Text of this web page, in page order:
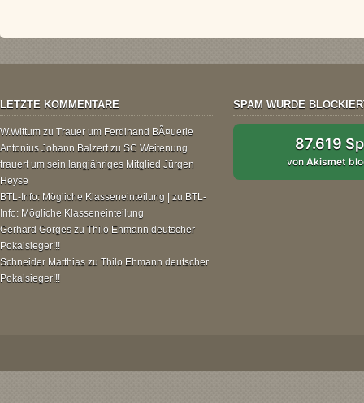
LETZTE KOMMENTARE
W.Wittum zu Trauer um Ferdinand BÃ¤uerle
Antonius Johann Balzertzu SC Weitenung
trauert um sein langjähriges Mitglied Jürgen
Heyse
BTL-Info: Mögliche Klasseneinteilung | zu BTL-
Info: Mögliche Klasseneinteilung
Gerhard Gorges zu Thilo Ehmann deutscher
Pokalsieger!!!
Schneider Matthias zu Thilo Ehmann deutscher
Pokalsieger!!!
SPAM WURDE
87.619
vonAkismet